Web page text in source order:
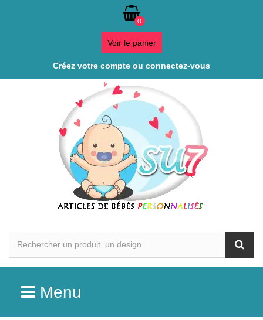
0
Voir le panier
Créez votre compte ou connectez-vous
Menu